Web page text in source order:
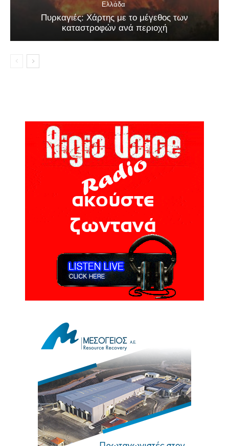
Ελλάδα
Πυρκαγιές: Χάρτης με το μέγεθος των
καταστροφών ανά περιοχή